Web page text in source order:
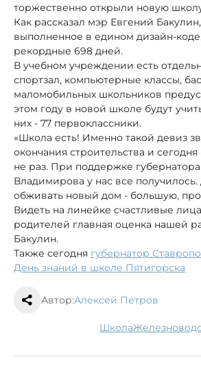
торжественно открыли новую
Как рассказал мэр Евгений
выполненное в едином дизайн-
рекордные 698 дней.
В учебном учреждении есть
спортзал, компьютерные классы,
маломобильных школьников
этом году в новой школе будут
них - 77 первоклассники.
«Школа есть! Именно такой девиз
окончания строительства и
не раз. При поддержке
Владимирова у нас все
обживать новый дом - большую,
Видеть на линейке счастливые
родителей главная оценка нашей
Бакулин.
Также сегодня губернатор
День знаний в школе Пятигорска
Автор:Алексей Петров
школа